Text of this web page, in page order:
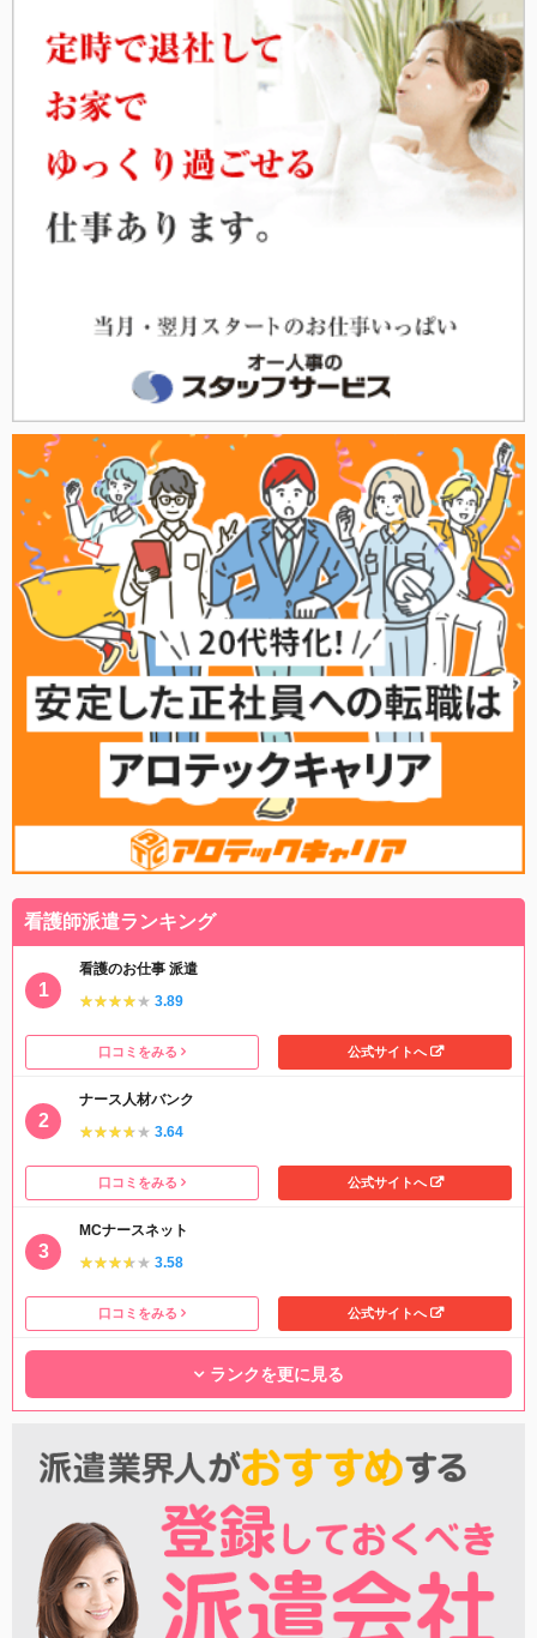
看護師派遣ランキング
看護のお仕事 派遣
★★★★★
★★★★★ 3.89
口コミをみる 公式サイトへ
ナース人材バンク
★★★★★
★★★★★ 3.64
口コミをみる 公式サイトへ
MCナースネット
★★★★★
★★★★★ 3.58
口コミをみる 公式サイトへ
ランクを更に見る